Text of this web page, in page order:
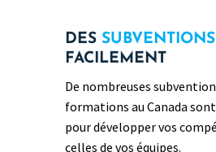
DES SUBVENTIONS
FACILEMENT
De nombreuses
formations au Canada
pour développer vos
celles de vos équipes.